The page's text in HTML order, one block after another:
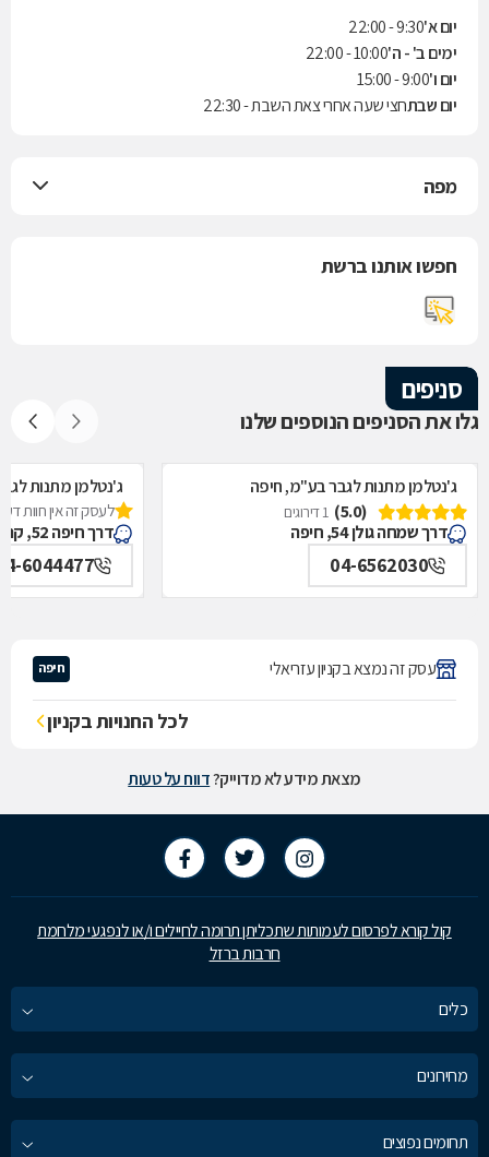
יום א'9:30 - 22:00
ימים ב' - ה'10:00 - 22:00
יום ו'9:00 - 15:00
יום שבתחצי שעה אחרי צאת השבת - 22:30
מפה
חפשו אותנו ברשת
סניפים
גלו את הסניפים הנוספים שלנו
ג'נטלמן מתנות לגבר בע"מ, חיפה
(5.0)
1 דירוגים
דרך שמחה גולן 54, חיפה
04-6562030
ג'נטלמן מתנות
לעסק זה אין חוות
דרך חיפה 52, קרית אתא
6044477
עסק זה נמצא בקניון עזריאלי חיפה
לכל החנויות בקניון
מצאת מידע לא מדוייק?דווח על טעות
קול קורא לפרסום לעמותות שתכליתן תרומה לחיילים ו/או לנפגעי מלחמת
חרבות ברזל
כלים
מחירונים
תחומים נפוצים